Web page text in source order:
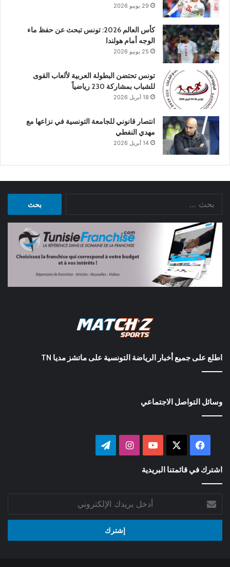
29 يونيو 2026
كأس العالم 2026: تونس تبحث عن حفظ ماء
الوجه أمام هولندا
25 يونيو 2026
تونس تحتضن البطولة العربية لألعاب القوى
للشباب بمشاركة 230 رياضياً
18 أبريل 2026
انتصار قانوني للجامعة التونسية في نزاعها مع
مهدي النفطي
14 أبريل 2026
اطلع على جميع أخبار الرياضة التونسية على ماتشز مديا TN
وسائل التواصل الاجتماعي
فيسبوك ‫YouTubeانستقرام
اشترك في قائمتنا البريدية
بريدك
الإلكتروني